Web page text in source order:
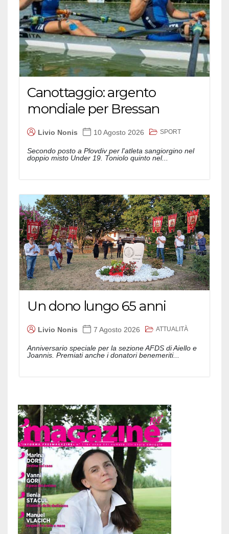
Canottaggio: argento
mondiale per Bressan
Livio Nonis 10 Agosto 2026 SPORT
Secondo posto a Plovdiv per l'atleta sangiorgino nel
doppio misto Under 19. Toniolo quinto nel...
Un dono lungo 65 anni
Livio Nonis 7 Agosto 2026 ATTUALITÀ
Anniversario speciale per la sezione AFDS di Aiello e
Joannis. Premiati anche i donatori benemeriti...